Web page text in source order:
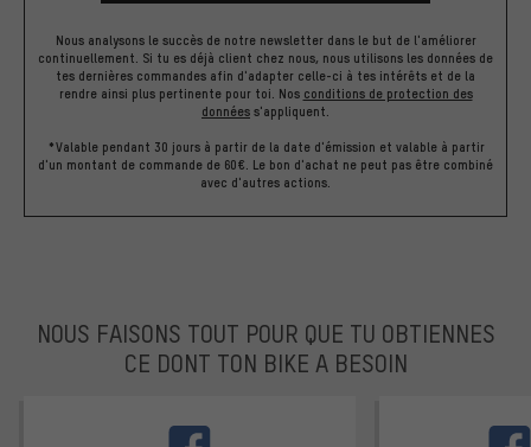
Nous analysons le succès de notre newsletter dans le but de l'améliorer
continuellement. Si tu es déjà client chez nous, nous utilisons les données de
tes dernières commandes afin d'adapter celle-ci à tes intérêts et de la
rendre ainsi plus pertinente pour toi. Nos conditions de protection des
données s'appliquent.
*Valable pendant 30 jours à partir de la date d'émission et valable à partir
d'un montant de commande de 60€. Le bon d'achat ne peut pas être combiné
avec d'autres actions.
NOUS FAISONS TOUT POUR QUE TU OBTIENNES
CE DONT TON BIKE A BESOIN